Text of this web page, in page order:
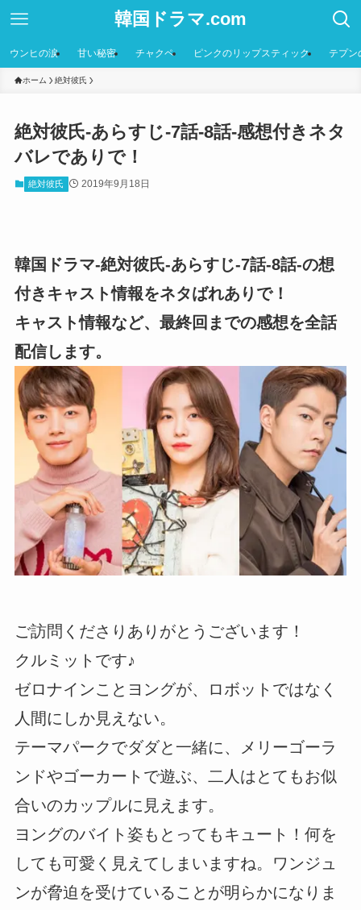
韓国ドラマ.com
ウンヒの涙 甘い秘密 チャクペ ピンクのリップスティック テプン
ホーム 絶対彼氏
絶対彼氏-あらすじ-7話-8話-感想付きネタ
バレでありで！
絶対彼氏 2019年9月18日
韓国ドラマ-絶対彼氏-あらすじ-7話-8話-の想
付きキャスト情報をネタばれありで！
キャスト情報など、最終回までの感想を全話
配信します。
ご訪問くださりありがとうございます！
クルミットです♪
ゼロナインことヨングが、ロボットではなく
人間にしか見えない。
テーマパークでダダと一緒に、メリーゴーラ
ンドやゴーカートで遊ぶ、二人はとてもお似
合いのカップルに見えます。
ヨングのバイト姿もとってもキュート！何を
しても可愛く見えてしまいますね。ワンジュ
ンが脅迫を受けていることが明らかになりま